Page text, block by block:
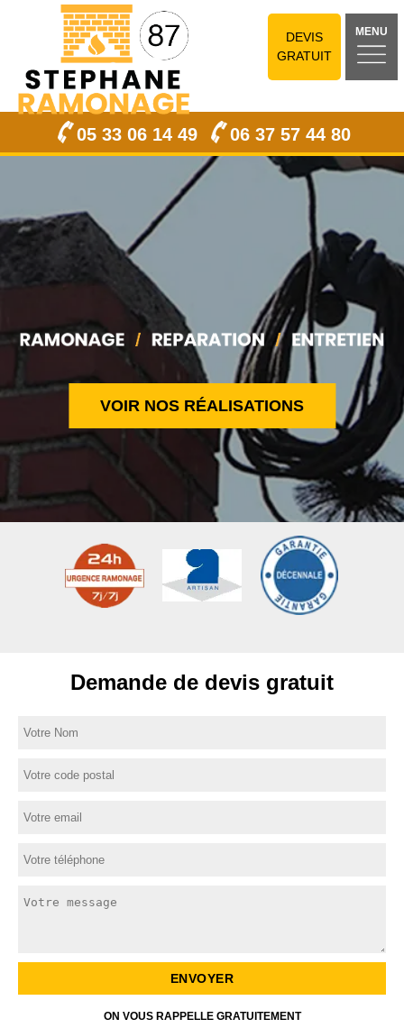
DEVIS
GRATUIT
MENU
05 33 06 14 49 06 37 57 44 80
VOIR NOS RÉALISATIONS
Demande de devis gratuit
ON VOUS RAPPELLE GRATUITEMENT